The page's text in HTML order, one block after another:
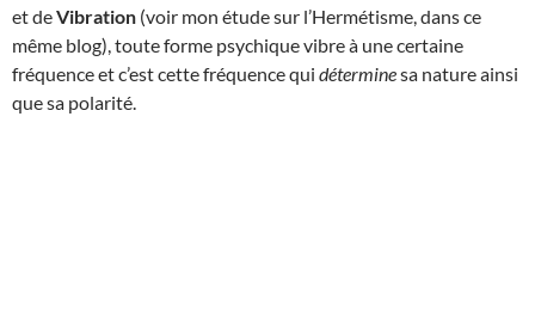
et deVibration (voir mon étude sur l’Hermétisme, dans ce
même blog), toute forme psychique vibre à une certaine
fréquence et c’est cette fréquence qui déterminesa nature ainsi
que sa polarité.